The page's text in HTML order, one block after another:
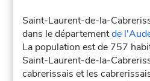
Saint-Laurent-de-la-
dans le départementde
La population est de 757
Saint-Laurent-de-la-
cabrerissais et les